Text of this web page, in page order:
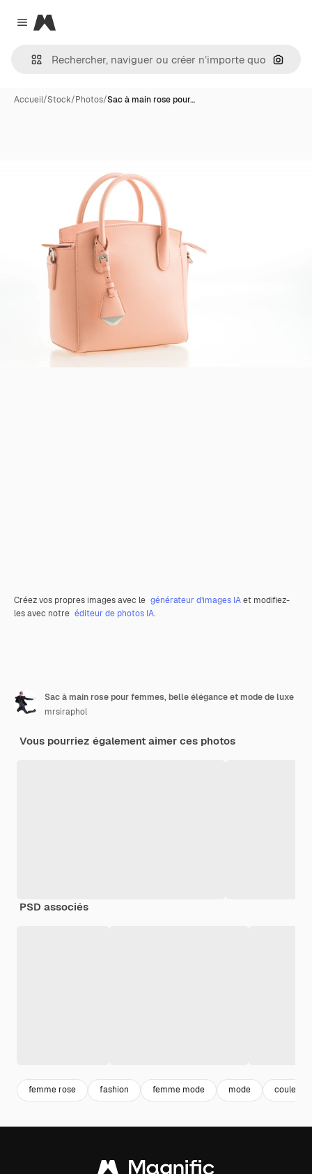
Close menu
Magnific
Accueil/Stock/Photos/Sac à main rose pour…
Créez vos propres images avec le générateur d’images IAet modifiez-
les avec notre éditeur de photos IA.
Sac à main rose pour femmes, belle élégance et mode de luxe
mrsiraphol
Vous pourriez également aimer ces photos
PSD associés
femme rose fashion femme mode mode couleur